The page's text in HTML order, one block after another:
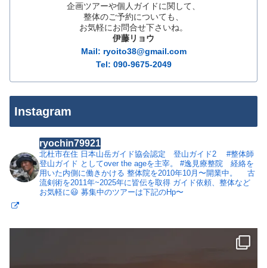
企画ツアーや個人ガイドに関して、
整体のご予約についても、
お気軽にお問合せ下さいね。
伊藤リョウ
Mail: ryoito38@gmail.com
Tel: 090-9675-2049
Instagram
ryochin79921
北杜市在住 日本山岳ガイド協会認定 登山ガイド2
#整体師
登山ガイド としてover the ageを主宰。
#逸見療整院 経絡を
用いた内側に働きかける 整体院を2010年10月〜開業中。
古
流剣術を2011年~2025年に皆伝を取得 ガイド依頼、整体など
お気軽に😃 募集中のツアーは下記のHp〜